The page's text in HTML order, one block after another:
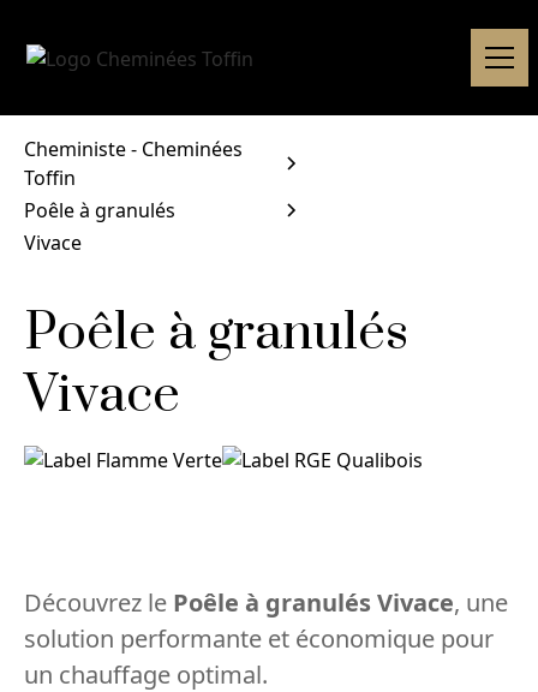
Cheministe - Cheminées
Toffin
Poêle à granulés
Vivace
Poêle à granulés
Vivace
Découvrez le Poêle à granulés Vivace, une
solution performante et économique pour
un chauffage optimal.